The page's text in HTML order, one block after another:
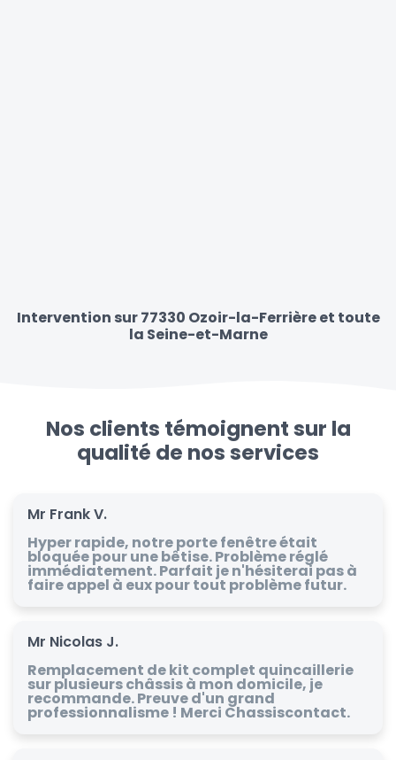
Intervention sur 77330 Ozoir-la-Ferrière et toute
la Seine-et-Marne
Nos clients témoignent sur la
qualité de nos services
Mr Frank V.
Hyper rapide, notre porte fenêtre était
bloquée pour une bêtise. Problème réglé
immédiatement. Parfait je n'hésiterai pas à
faire appel à eux pour tout problème futur.
Mr Nicolas J.
Remplacement de kit complet quincaillerie
sur plusieurs châssis à mon domicile, je
recommande. Preuve d'un grand
professionnalisme ! Merci Chassiscontact.